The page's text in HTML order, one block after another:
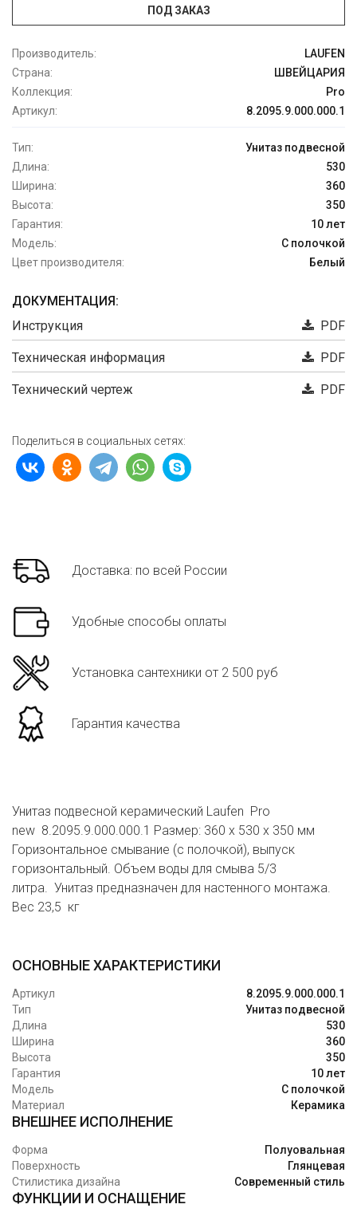
ПОД ЗАКАЗ
Производитель:
LAUFEN
Страна:
ШВЕЙЦАРИЯ
Коллекция:
Pro
Артикул:
8.2095.9.000.000.1
Тип:
Унитаз подвесной
Длина:
530
Ширина:
360
Высота:
350
Гарантия:
10 лет
Модель:
С полочкой
Цвет производителя:
Белый
ДОКУМЕНТАЦИЯ:
Инструкция
PDF
Техническая информация PDF
Технический чертеж PDF
Поделиться в социальных сетях:
Доставка: по всей России
Удобные способы оплаты
Установка сантехники от 2 500 руб
Гарантия качества
Унитаз подвесной керамический Laufen Pro
new 8.2095.9.000.000.1 Размер: 360 x 530 x 350 мм
Горизонтальное смывание (с полочкой), выпуск
горизонтальный. Объем воды для смыва 5/3
литра. Унитаз предназначен для настенного монтажа.
Вес 23,5 кг
ОСНОВНЫЕ ХАРАКТЕРИСТИКИ
Артикул
8.2095.9.000.000.1
Тип
Унитаз подвесной
Длина
530
Ширина
360
Высота
350
Гарантия
10 лет
Модель
С полочкой
Материал
Керамика
ВНЕШНЕЕ ИСПОЛНЕНИЕ
Форма
Полуовальная
Поверхность
Глянцевая
Стилистика дизайна
Современный стиль
ФУНКЦИИ И ОСНАЩЕНИЕ